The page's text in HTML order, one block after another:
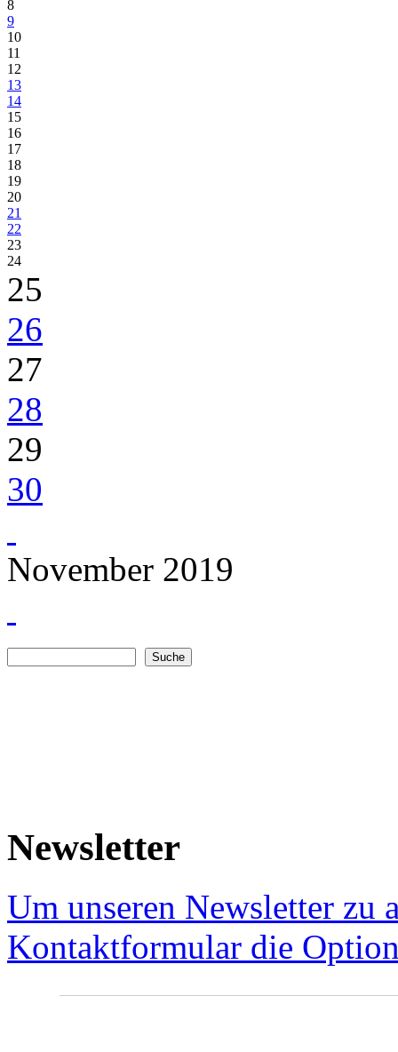
8
9
10
11
12
13
14
15
16
17
18
19
20
21
22
23
24
25
26
27
28
29
30
November 2019
Newsletter
Um unseren Newsletter zu
Kontaktformular die